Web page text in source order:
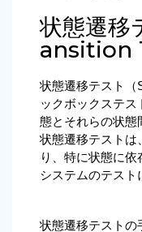
状態遷移
ansition
状態遷移テスト（
ックボックステ
態とそれらの状態
状態遷移テストは
り、特に状態に
システムのテスト
状態遷移テストの